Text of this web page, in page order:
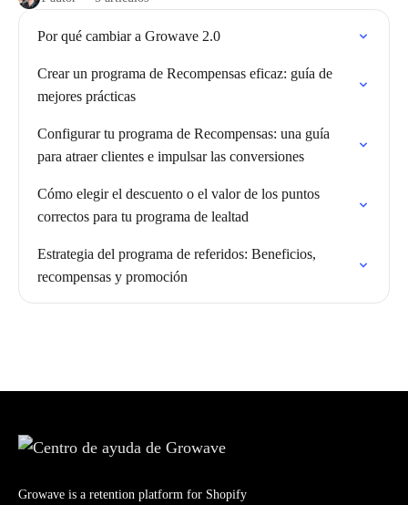
Por qué cambiar a Growave 2.0
Crear un programa de Recompensas eficaz: guía de
mejores prácticas
Configurar tu programa de Recompensas: una guía
para atraer clientes e impulsar las conversiones
Cómo elegir el descuento o el valor de los puntos
correctos para tu programa de lealtad
Estrategia del programa de referidos: Beneficios,
recompensas y promoción
Growave is a retention platform for Shopify